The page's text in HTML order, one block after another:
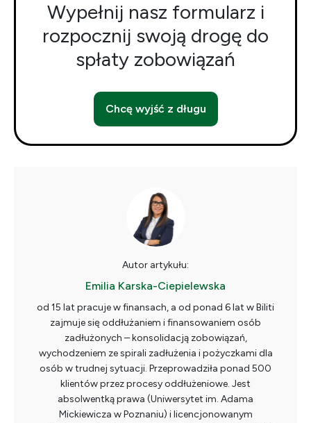
Wypełnij nasz formularz i
rozpocznij swoją drogę do
spłaty zobowiązań
Chcę wyjść z długu
Autor artykułu:
Emilia Karska-Ciepielewska
od 15 lat pracuje w finansach, a od ponad 6 lat w Biliti
zajmuje się oddłużaniem i finansowaniem osób
zadłużonych – konsolidacją zobowiązań,
wychodzeniem ze spirali zadłużenia i pożyczkami dla
osób w trudnej sytuacji. Przeprowadziła ponad 500
klientów przez procesy oddłużeniowe. Jest
absolwentką prawa (Uniwersytet im. Adama
Mickiewicza w Poznaniu) i licencjonowanym